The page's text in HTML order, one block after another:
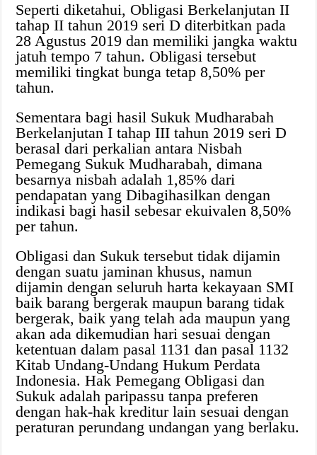
Seperti diketahui, Obligasi Berkelanjutan II
tahap II tahun 2019 seri D diterbitkan pada
28 Agustus 2019 dan memiliki jangka waktu
jatuh tempo 7 tahun. Obligasi tersebut
memiliki tingkat bunga tetap 8,50% per
tahun.
Sementara bagi hasil Sukuk Mudharabah
Berkelanjutan I tahap III tahun 2019 seri D
berasal dari perkalian antara Nisbah
Pemegang Sukuk Mudharabah, dimana
besarnya nisbah adalah 1,85% dari
pendapatan yang Dibagihasilkan dengan
indikasi bagi hasil sebesar ekuivalen 8,50%
per tahun.
Obligasi dan Sukuk tersebut tidak dijamin
dengan suatu jaminan khusus, namun
dijamin dengan seluruh harta kekayaan SMI
baik barang bergerak maupun barang tidak
bergerak, baik yang telah ada maupun yang
akan ada dikemudian hari sesuai dengan
ketentuan dalam pasal 1131 dan pasal 1132
Kitab Undang-Undang Hukum Perdata
Indonesia. Hak Pemegang Obligasi dan
Sukuk adalah paripassu tanpa preferen
dengan hak-hak kreditur lain sesuai dengan
peraturan perundang undangan yang berlaku.